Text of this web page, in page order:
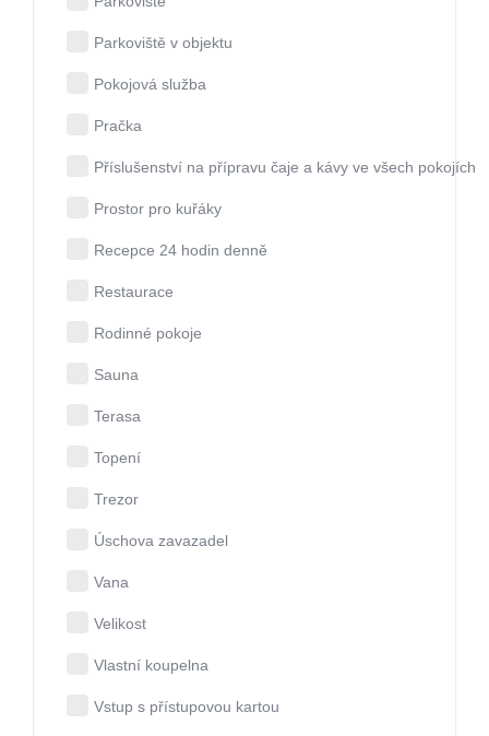
Parkoviště v objektu
Pokojová služba
Pračka
Příslušenství na přípravu čaje a kávy ve všech pokojích
Prostor pro kuřáky
Recepce 24 hodin denně
Restaurace
Rodinné pokoje
Sauna
Terasa
Topení
Trezor
Úschova zavazadel
Vana
Velikost
Vlastní koupelna
Vstup s přístupovou kartou